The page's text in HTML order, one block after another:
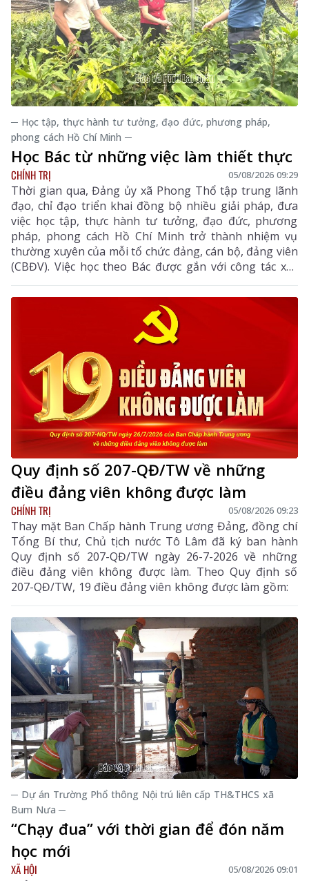
─ Học tập, thực hành tư tưởng, đạo đức, phương pháp,
phong cách Hồ Chí Minh ─
Học Bác từ những việc làm thiết thực
CHÍNH TRỊ 05/08/2026 09:29
Thời gian qua, Đảng ủy xã Phong Thổ tập trung lãnh
đạo, chỉ đạo triển khai đồng bộ nhiều giải pháp, đưa
việc học tập, thực hành tư tưởng, đạo đức, phương
pháp, phong cách Hồ Chí Minh trở thành nhiệm vụ
thường xuyên của mỗi tổ chức đảng, cán bộ, đảng viên
(CBĐV). Việc học theo Bác được gắn với công tác xây
dựng Đảng, thực hiện nhiệm vụ chính trị và phục vụ
nhân dân, góp phần nâng cao năng lực lãnh đạo, sức
chiến đấu của tổ chức Đảng, thúc đẩy kinh tế - xã hội
Quy định số 207-QĐ/TW về những
điều đảng viên không được làm
CHÍNH TRỊ 05/08/2026 09:23
Thay mặt Ban Chấp hành Trung ương Đảng, đồng chí
Tổng Bí thư, Chủ tịch nước Tô Lâm đã ký ban hành
Quy định số 207-QĐ/TW ngày 26-7-2026 về những
điều đảng viên không được làm. Theo Quy định số
207-QĐ/TW, 19 điều đảng viên không được làm gồm:
─ Dự án Trường Phổ thông Nội trú liên cấp TH&THCS xã
Bum Nưa ─
“Chạy đua” với thời gian để đón năm
học mới
XÃ HỘI 05/08/2026 09:01